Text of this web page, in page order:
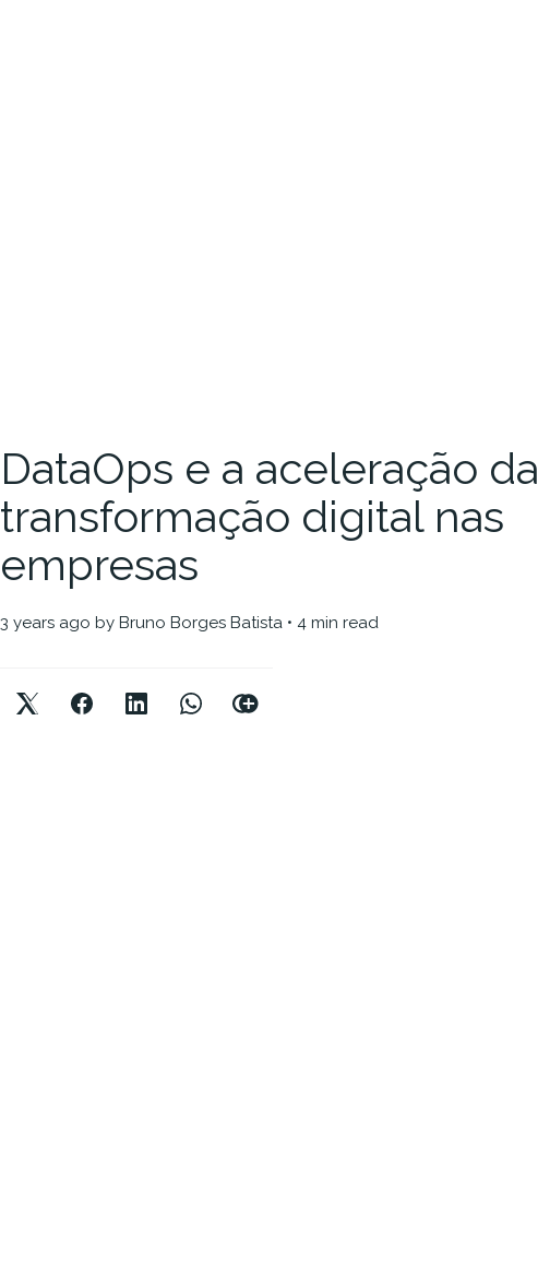
DataOps e a aceleração da
transformação digital nas
empresas
3 years ago by Bruno Borges Batista• 4 min read